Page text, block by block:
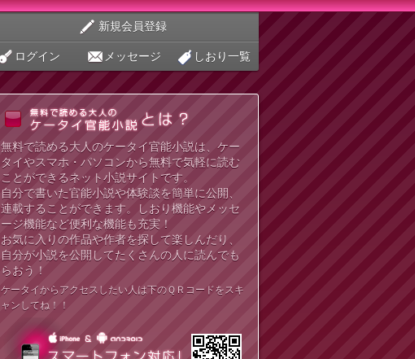
新規会員登録
ログイン メッセージ しおり一覧
無料で読める大人のケータイ官能小説は、ケー
タイやスマホ・パソコンから無料で気軽に読む
ことができるネット小説サイトです。
自分で書いた官能小説や体験談を簡単に公開、
連載することができます。しおり機能やメッセ
ージ機能など便利な機能も充実！
お気に入りの作品や作者を探して楽しんだり、
自分が小説を公開してたくさんの人に読んでも
らおう！
ケータイからアクセスしたい人は下のＱＲコードをスキ
ャンしてね！！